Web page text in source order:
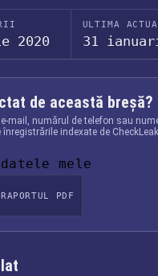
2020
ULTIMA
31
de această breșă?
mail, numărul de telefon sau
indexate de
mele
PDF